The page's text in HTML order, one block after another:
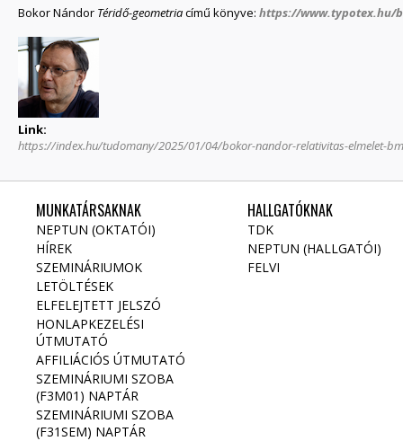
Bokor Nándor Téridő-geometriacímű könyve: https://www.typotex.hu/
Link:
https://index.hu/tudomany/2025/01/04/bokor-nandor-relativitas-elmelet-
MUNKATÁRSAKNAK
NEPTUN (OKTATÓI)
HÍREK
SZEMINÁRIUMOK
LETÖLTÉSEK
ELFELEJTETT JELSZÓ
HONLAPKEZELÉSI
ÚTMUTATÓ
AFFILIÁCIÓS ÚTMUTATÓ
SZEMINÁRIUMI SZOBA
(F3M01) NAPTÁR
SZEMINÁRIUMI SZOBA
(F31SEM) NAPTÁR
HALLGATÓKNAK
TDK
NEPTUN (HALLGATÓI)
FELVI